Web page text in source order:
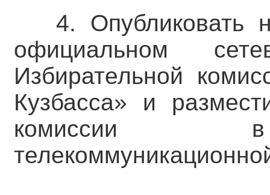
4. Опубликовать
официальном
Избирательной
Кузбасса» и
комиссии в